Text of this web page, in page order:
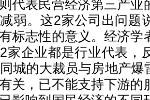
代表民营经济第三产业
弱。这2家公司出问题
标志性的意义。经济学
家企业都是行业代表，
城的大裁员与房地产爆
关，已不能支持下游的